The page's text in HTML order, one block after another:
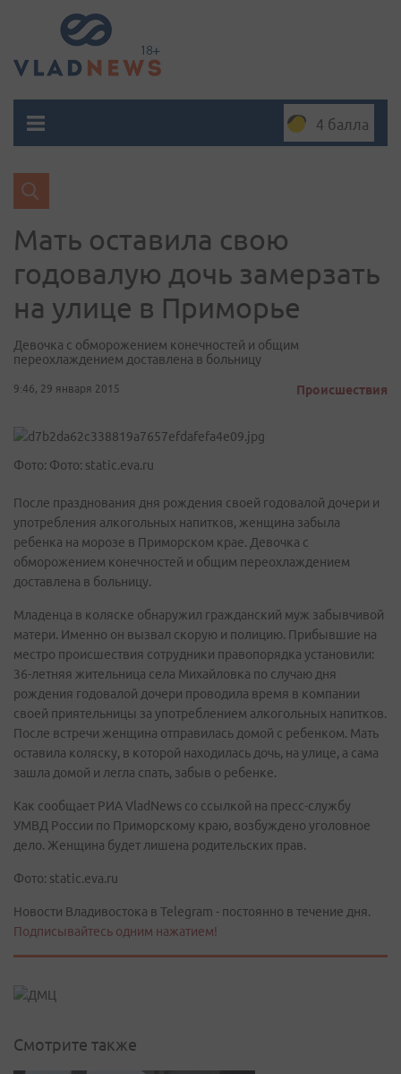
4 балла
Мать оставила свою
годовалую дочь замерзать
на улице в Приморье
Девочка с обморожением конечностей и общим
переохлаждением доставлена в больницу
9:46, 29 января 2015 Происшествия
Фото: Фото: static.eva.ru
После празднования дня рождения своей годовалой дочери и
употребления алкогольных напитков, женщина забыла
ребенка на морозе в Приморском крае. Девочка с
обморожением конечностей и общим переохлаждением
доставлена в больницу.
Младенца в коляске обнаружил гражданский муж забывчивой
матери. Именно он вызвал скорую и полицию. Прибывшие на
местро происшествия сотрудники правопорядка установили:
36-летняя жительница села Михайловка по случаю дня
рождения годовалой дочери проводила время в компании
своей приятельницы за употреблением алкогольных напитков.
После встречи женщина отправилась домой с ребенком. Мать
оставила коляску, в которой находилась дочь, на улице, а сама
зашла домой и легла спать, забыв о ребенке.
Как сообщает РИА VladNews со ссылкой на пресс-службу
УМВД России по Приморскому краю, возбуждено уголовное
дело. Женщина будет лишена родительских прав.
Фото: static.eva.ru
Новости Владивостока в Telegram - постоянно в течение дня.
Подписывайтесь одним нажатием!
Смотрите также